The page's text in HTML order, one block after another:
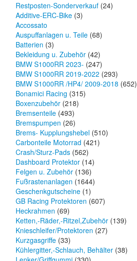
Restposten-Sonderverkauf (24)
Additive-ERC-Bike (3)
Accossato
Auspuffanlagen u. Teile (68)
Batterien (3)
Bekleidung u. Zubehör (42)
BMW S1000RR 2023- (247)
BMW S1000RR 2019-2022 (293)
BMW S1000RR /HP4/ 2009-2018 (652)
Bonamici Racing (315)
Boxenzubehör (218)
Bremsenteile (493)
Bremspumpen (26)
Brems- Kupplungshebel (510)
Carbonteile Motorrad (421)
Crash/Sturz-Pads (562)
Dashboard Protektor (14)
Felgen u. Zubehör (136)
Fußrastenanlagen (1644)
Geschenkgutscheine (1)
GB Racing Protektoren (607)
Heckrahmen (69)
Ketten,-Räder,-Ritzel,Zubehör (139)
Knieschleifer/Protektoren (27)
Kurzgasgriffe (33)
Kühlergitter,-Schlauch, Behälter (38)